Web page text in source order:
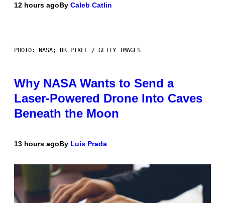
12 hours agoBy Caleb Catlin
PHOTO: NASA; DR PIXEL / GETTY IMAGES
Why NASA Wants to Send a
Laser-Powered Drone Into Caves
Beneath the Moon
13 hours agoBy Luis Prada